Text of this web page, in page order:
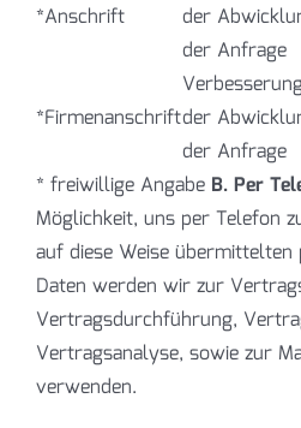
*Anschrift
der
der Anfrage
*Firmenanschriftder
der Anfrage
* freiwillige Angabe B. Per
Möglichkeit, uns per Telefon
auf diese Weise übermittelten
Daten werden wir zur
Vertragsdurchführung,
Vertragsanalyse, sowie zur
verwenden.